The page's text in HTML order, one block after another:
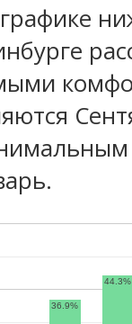
36.9%
44.3%